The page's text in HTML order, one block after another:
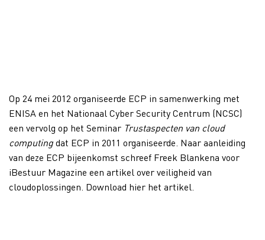
Op 24 mei 2012 organiseerde ECP in samenwerking met
ENISA en het Nationaal Cyber Security Centrum (NCSC)
een vervolg op het Seminar Trustaspecten van cloud
computingdat ECP in 2011 organiseerde. Naar aanleiding
van deze ECP bijeenkomst schreef Freek Blankena voor
iBestuur Magazine een artikel over veiligheid van
cloudoplossingen. Download hier het artikel.